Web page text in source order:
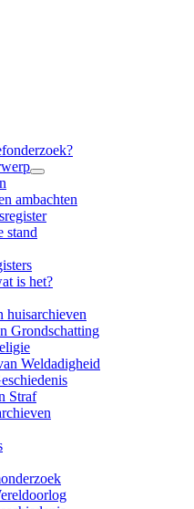
ambachten
stand
is het?
huisarchieven
Grondschatting
Weldadigheid
Straf